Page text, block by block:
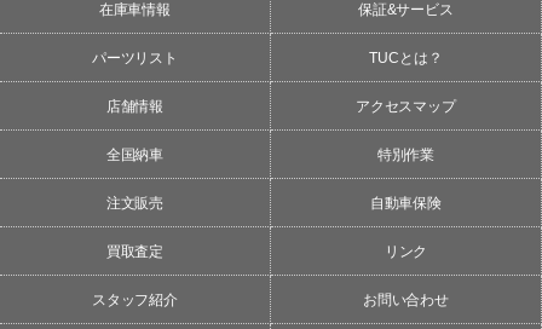
在庫車情報 保証&サービス
パーツリスト TUCとは？
店舗情報 アクセスマップ
全国納車 特別作業
注文販売 自動車保険
買取査定 リンク
スタッフ紹介 お問い合わせ